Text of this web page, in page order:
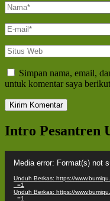
Nama*
E-
mail*
Situs
Web
Simpan nama, email,
untuk komentar saya
Intro Pesantren
Video
Media error: Format(s) not
Unduh Berkas: https://
_=1
Unduh Berkas: https://
_=1